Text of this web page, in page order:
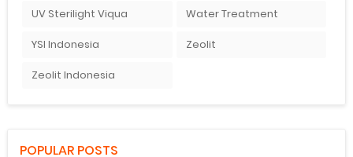
UV Sterilight Viqua Water Treatment
YSI Indonesia Zeolit
Zeolit Indonesia
POPULAR POSTS